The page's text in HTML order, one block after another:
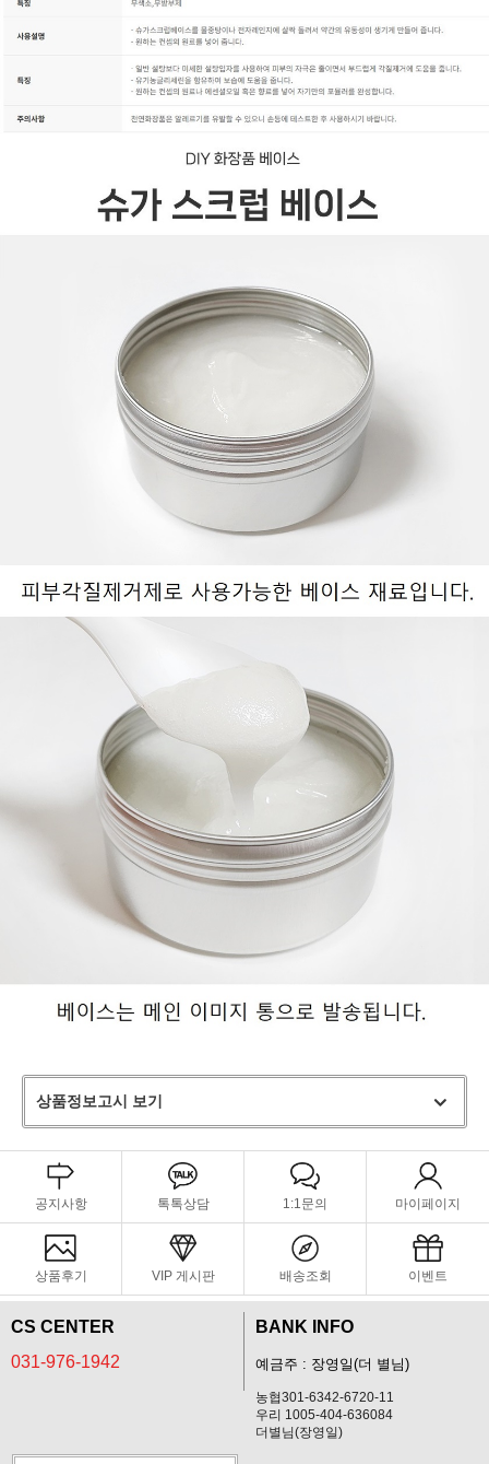
상품정보고시 보기
공지사항 톡톡상담 1:1문의 마이페이지
상품후기 VIP 게시판 배송조회 이벤트
CS CENTER
031-976-1942
BANK INFO
예금주 : 장영일(더 별님)
농협301-6342-6720-11
우리 1005-404-636084
더별님(장영일)